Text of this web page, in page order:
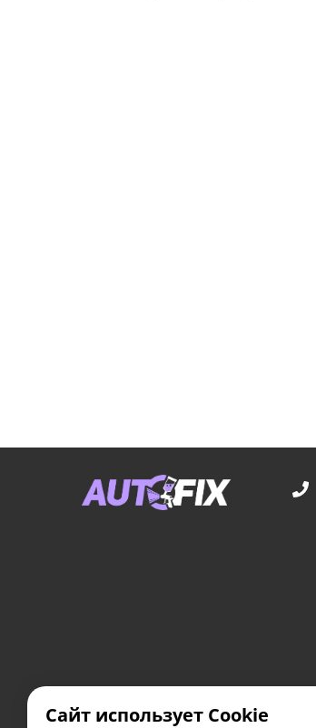
Сайт использует Cookie